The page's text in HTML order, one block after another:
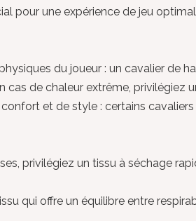
pour une expérience de jeu
du joueur : un cavalier de
cas de chaleur extrême, privilégiez
et de style : certains
privilégiez un tissu à séchage
qui offre un équilibre entre